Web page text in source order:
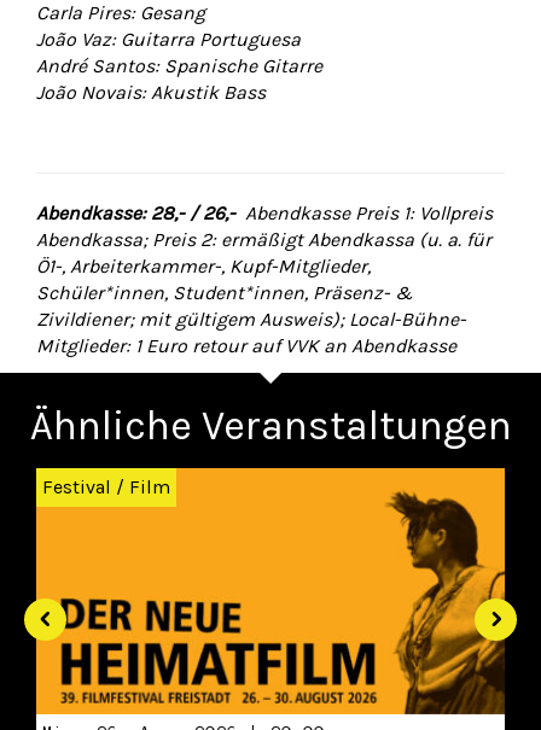
Carla Pires: Gesang
João Vaz: Guitarra Portuguesa
André Santos: Spanische Gitarre
João Novais: Akustik Bass
Abendkasse: 28,- / 26,- Abendkasse Preis 1: Vollpreis
Abendkassa; Preis 2: ermäßigt Abendkassa (u. a. für
Ö1-, Arbeiterkammer-, Kupf-Mitglieder,
Schüler*innen, Student*innen, Präsenz- &
Zivildiener; mit gültigem Ausweis); Local-Bühne-
Mitglieder: 1 Euro retour auf VVK an Abendkasse
Ähnliche Veranstaltungen
Zurück
Festival / Film